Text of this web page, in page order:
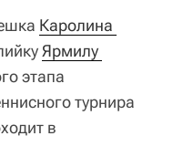
Каролина
Ярмилу
этапа
турнира
в